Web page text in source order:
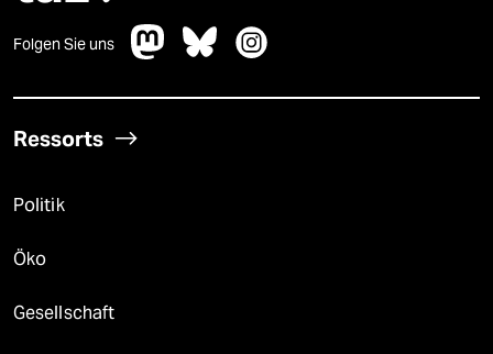
Folgen Sie uns
Ressorts
Politik
Öko
Gesellschaft